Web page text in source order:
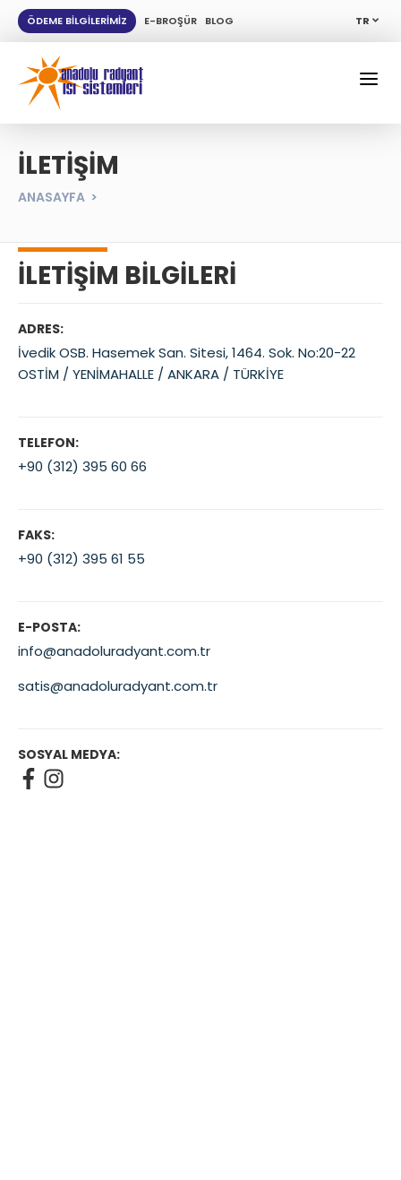
ÖDEME BİLGİLERİMİZ E-BROŞÜR BLOG TR
İLETİŞİM
ANASAYFA
İLETİŞİM BİLGİLERİ
ADRES:
İvedik OSB. Hasemek San. Sitesi, 1464. Sok. No:20-22
OSTİM / YENİMAHALLE / ANKARA / TÜRKİYE
TELEFON:
+90 (312) 395 60 66
FAKS:
+90 (312) 395 61 55
E-POSTA:
info@anadoluradyant.com.tr
satis@anadoluradyant.com.tr
SOSYAL MEDYA: